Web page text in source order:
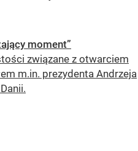
moment”
związane z otwarciem
m.in. prezydenta Andrzeja